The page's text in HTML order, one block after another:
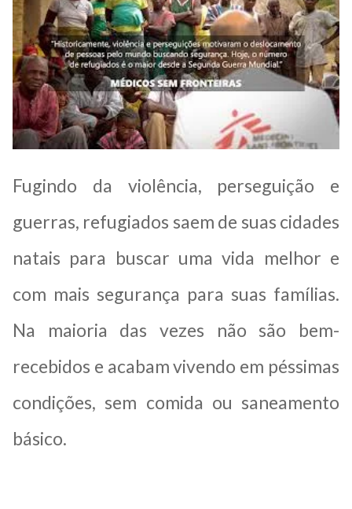
Fugindo da violência, perseguição e
guerras, refugiados saem de suas cidades
natais para buscar uma vida melhor e
com mais segurança para suas famílias.
Na maioria das vezes não são bem-
recebidos e acabam vivendo em péssimas
condições, sem comida ou saneamento
básico.